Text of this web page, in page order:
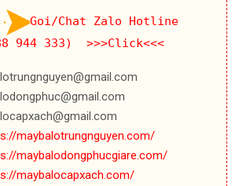
Goi/Chat Zalo Hotline
944 333) >>>Click<<<
maybalotrungnguyen.com/
maybalodongphucgiare.com/
maybalocapxach.com/